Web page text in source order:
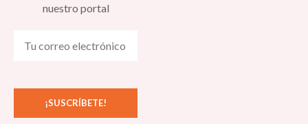
nuestro portal